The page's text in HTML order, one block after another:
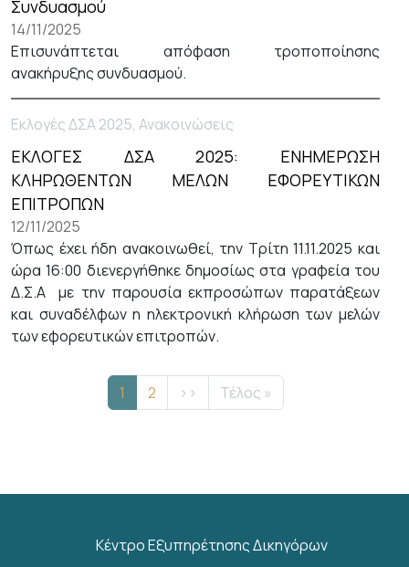
Συνδυασμού
14/11/2025
Επισυνάπτεται απόφαση τροποποίησης
ανακήρυξης συνδυασμού.
Εκλογές ΔΣΑ 2025, Ανακοινώσεις
ΕΚΛΟΓΕΣ ΔΣΑ 2025: ΕΝΗΜΕΡΩΣΗ
ΚΛΗΡΩΘΕΝΤΩΝ ΜΕΛΩΝ ΕΦΟΡΕΥΤΙΚΩΝ
ΕΠΙΤΡΟΠΩΝ
12/11/2025
Όπως έχει ήδη ανακοινωθεί, την Τρίτη 11.11.2025 και
ώρα 16:00 διενεργήθηκε δημοσίως στα γραφεία του
Δ.Σ.Α με την παρουσία εκπροσώπων παρατάξεων
και συναδέλφων η ηλεκτρονική κλήρωση των μελών
των εφορευτικών επιτροπών.
Σελιδοποίηση
Τρέχουσα σελίδα
1 Σελίδα
2 Next page
›› Last page
Τέλος »
Κέντρο Εξυπηρέτησης Δικηγόρων